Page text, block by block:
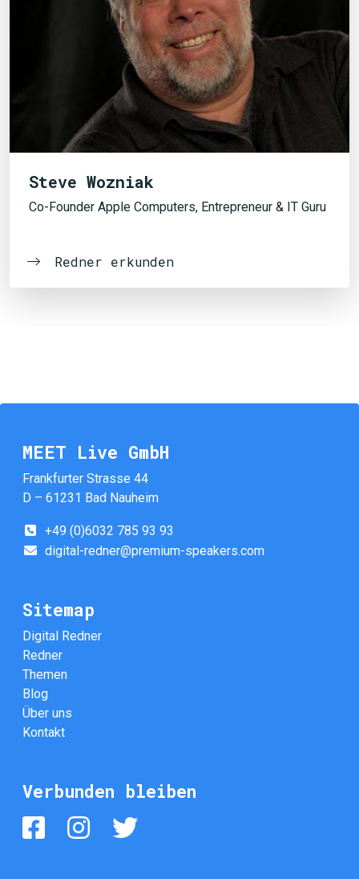
Steve Wozniak
Co-Founder Apple Computers, Entrepreneur & IT Guru
Redner erkunden
MEET Live GmbH
Frankfurter Strasse 44
D – 61231 Bad Nauheim
+49 (0)6032 785 93 93
digital-redner@premium-speakers.com
Sitemap
Digital Redner
Redner
Themen
Blog
Über uns
Kontakt
Verbunden bleiben
JETZT SUCHEN